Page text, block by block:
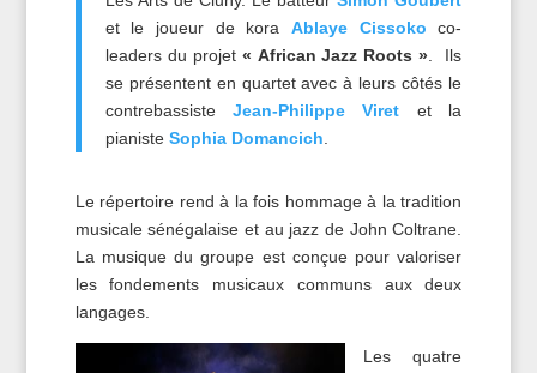
et le joueur de koraAblaye Cissoko co-
leaders du projet « African Jazz Roots » . Ils
se présentent en quartet avec à leurs côtés le
contrebassisteJean-Philippe Viret et la
pianiste Sophia Domancich
Le répertoire rend à la fois hommage à la tradition
musicale sénégalaise et au jazz de John Coltrane.
La musique du groupe est conçue pour valoriser
les fondements musicaux communs aux deux
langages.
Les quatre